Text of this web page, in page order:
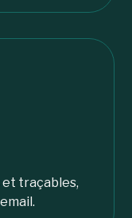
et traçables,